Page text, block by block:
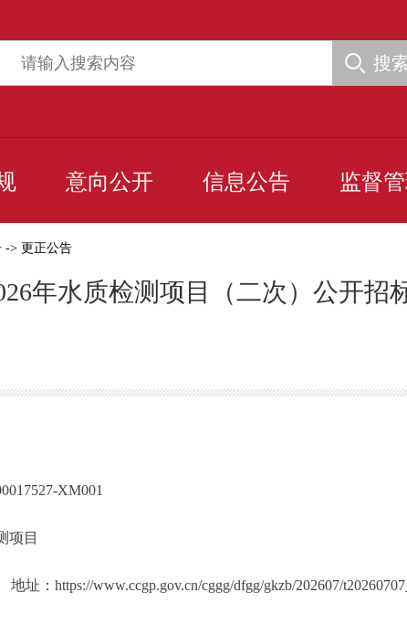
搜
意向公开 信息公告 监督
-> 更正公告
年水质检测项目（二次）公开招
XM001
水质检测项目
址：https://www.ccgp.gov.cn/cggg/dfgg/gkzb/202607/